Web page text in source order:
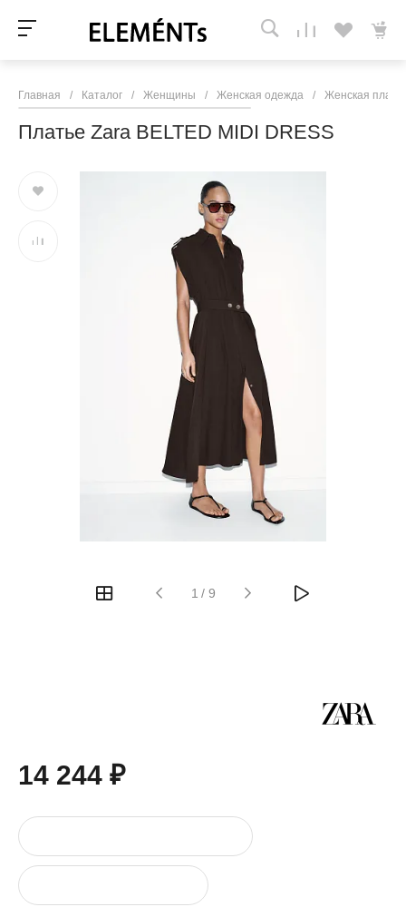
Главная / Каталог / Женщины / Женская одежда / Женская
Платье Zara BELTED MIDI DRESS
1 / 9
14 244 ₽